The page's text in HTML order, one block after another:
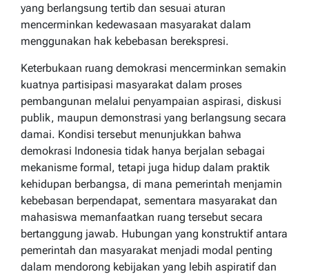
yang berlangsung tertib dan sesuai aturan
mencerminkan kedewasaan masyarakat dalam
menggunakan hak kebebasan berekspresi.
Keterbukaan ruang demokrasi mencerminkan semakin
kuatnya partisipasi masyarakat dalam proses
pembangunan melalui penyampaian aspirasi, diskusi
publik, maupun demonstrasi yang berlangsung secara
damai. Kondisi tersebut menunjukkan bahwa
demokrasi Indonesia tidak hanya berjalan sebagai
mekanisme formal, tetapi juga hidup dalam praktik
kehidupan berbangsa, di mana pemerintah menjamin
kebebasan berpendapat, sementara masyarakat dan
mahasiswa memanfaatkan ruang tersebut secara
bertanggung jawab. Hubungan yang konstruktif antara
pemerintah dan masyarakat menjadi modal penting
dalam mendorong kebijakan yang lebih aspiratif dan